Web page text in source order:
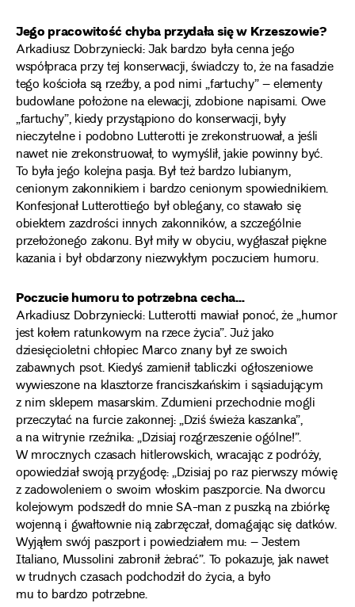
Jego pracowitość chyba przydała się w Krzeszowie?
Arkadiusz Dobrzyniecki: Jak bardzo była cenna jego
współpraca przy tej konserwacji, świadczy to, że na fasadzie
tego kościoła są rzeźby, a pod nimi „fartuchy” – elementy
budowlane położone na elewacji, zdobione napisami. Owe
„fartuchy”, kiedy przystąpiono do konserwacji, były
nieczytelne i podobno Lutterotti je zrekonstruował, a jeśli
nawet nie zrekonstruował, to wymyślił, jakie powinny być.
To była jego kolejna pasja. Był też bardzo lubianym,
cenionym zakonnikiem i bardzo cenionym spowiednikiem.
Konfesjonał Lutterottiego był oblegany, co stawało się
obiektem zazdrości innych zakonników, a szczególnie
przełożonego zakonu. Był miły w obyciu, wygłaszał piękne
kazania i był obdarzony niezwykłym poczuciem humoru.
Poczucie humoru to potrzebna cecha…
Arkadiusz Dobrzyniecki: Lutterotti mawiał ponoć, że „humor
jest kołem ratunkowym na rzece życia”. Już jako
dziesięcioletni chłopiec Marco znany był ze swoich
zabawnych psot. Kiedyś zamienił tabliczki ogłoszeniowe
wywieszone na klasztorze franciszkańskim i sąsiadującym
z nim sklepem masarskim. Zdumieni przechodnie mogli
przeczytać na furcie zakonnej: „Dziś świeża kaszanka”,
a na witrynie rzeźnika: „Dzisiaj rozgrzeszenie ogólne!”.
W mrocznych czasach hitlerowskich, wracając z podróży,
opowiedział swoją przygodę: „Dzisiaj po raz pierwszy mówię
z zadowoleniem o swoim włoskim paszporcie. Na dworcu
kolejowym podszedł do mnie SA-man z puszką na zbiórkę
wojenną i gwałtownie nią zabrzęczał, domagając się datków.
Wyjąłem swój paszport i powiedziałem mu: – Jestem
Italiano, Mussolini zabronił żebrać”. To pokazuje, jak nawet
w trudnych czasach podchodził do życia, a było
mu to bardzo potrzebne.